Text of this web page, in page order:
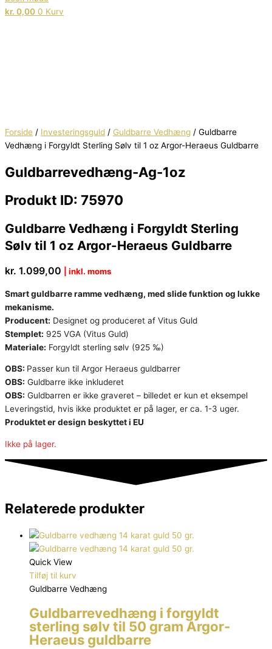
kr. 0,00 0 Kurv
Forside / Investeringsguld / Guldbarre Vedhæng / Guldbarre
Vedhæng i Forgyldt Sterling Sølv til 1 oz Argor-Heraeus Guldbarre
Guldbarrevedhæng-Ag-1oz
Produkt ID: 75970
Guldbarre Vedhæng i Forgyldt Sterling
Sølv til 1 oz Argor-Heraeus Guldbarre
kr. 1.099,00 | inkl. moms
Smart guldbarre ramme vedhæng, med slide funktion og lukke
mekanisme.
Producent: Designet og produceret af Vitus Guld
Stemplet: 925 VGA (Vitus Guld)
Materiale: Forgyldt sterling sølv (925 ‰)
OBS: Passer kun til Argor Heraeus guldbarrer
OBS: Guldbarre ikke inkluderet
OBS: Guldbarren er ikke graveret – billedet er kun et eksempel
Leveringstid, hvis ikke produktet er på lager, er ca. 1-3 uger.
Produktet er design beskyttet i EU
Ikke på lager.
Relaterede produkter
Quick View
Tilføj til kurv
Guldbarre Vedhæng
Guldbarrevedhæng i forgyldt
sterling sølv til 50 gram Argor-
Heraeus guldbarre